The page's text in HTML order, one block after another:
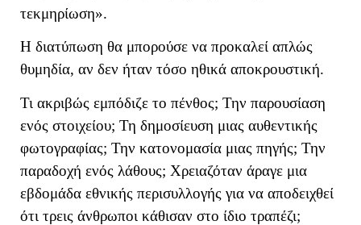
τεκμηρίωση».
Η διατύπωση θα μπορούσε να προκαλεί απλώς
θυμηδία, αν δεν ήταν τόσο ηθικά αποκρουστική.
Τι ακριβώς εμπόδιζε το πένθος; Την παρουσίαση
ενός στοιχείου; Τη δημοσίευση μιας αυθεντικής
φωτογραφίας; Την κατονομασία μιας πηγής; Την
παραδοχή ενός λάθους; Χρειαζόταν άραγε μια
εβδομάδα εθνικής περισυλλογής για να αποδειχθεί
ότι τρεις άνθρωποι κάθισαν στο ίδιο τραπέζι;